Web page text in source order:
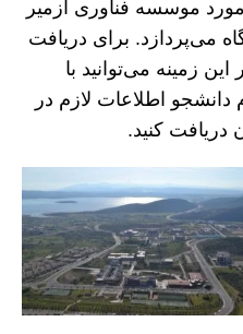
مورد موسسه فناوری ازمیر
می‌پردازد. برای دریافت
زمینه می‌توانید با
اطلاعات لازم در
دریافت کنید.